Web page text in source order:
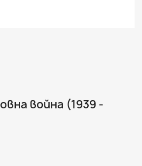
война (1939 -